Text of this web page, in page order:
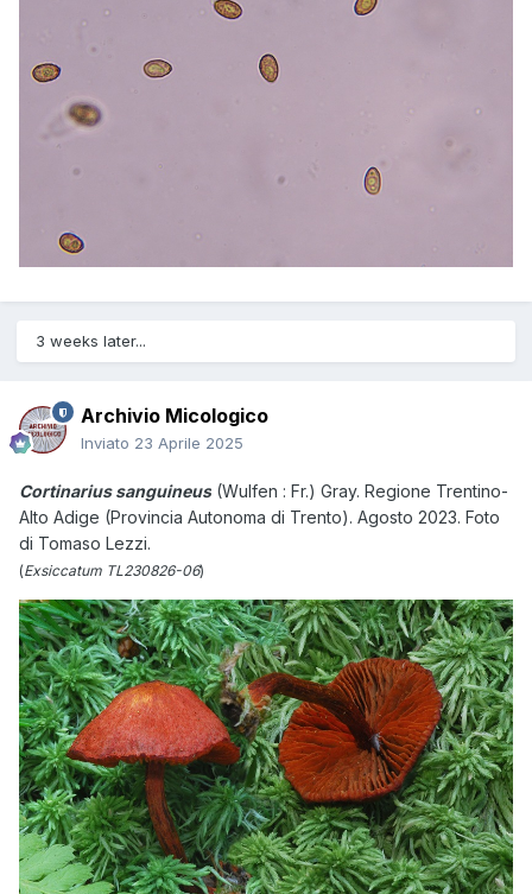
3 weeks later...
Archivio Micologico
Inviato 23 Aprile 2025
Cortinarius sanguineus (Wulfen : Fr.) Gray. Regione Trentino-
Alto Adige (Provincia Autonoma di Trento). Agosto 2023. Foto
di Tomaso Lezzi.
(Exsiccatum TL230826-06)